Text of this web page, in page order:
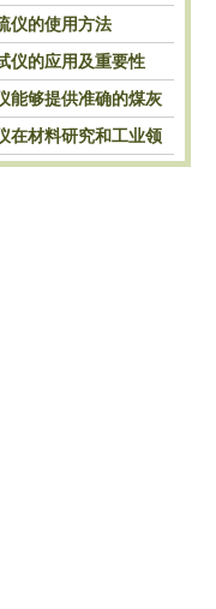
测
仪的使用方法
仪的应用及重要性
能够提供准确的煤灰
在材料研究和工业领
作用